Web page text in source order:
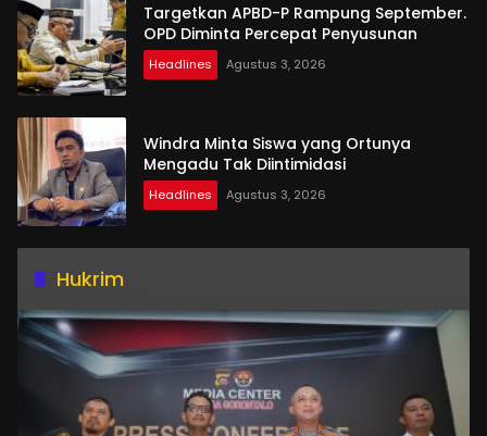
Targetkan APBD-P Rampung September.
OPD Diminta Percepat Penyusunan
Headlines Agustus 3, 2026
Windra Minta Siswa yang Ortunya
Mengadu Tak Diintimidasi
Headlines Agustus 3, 2026
Hukrim